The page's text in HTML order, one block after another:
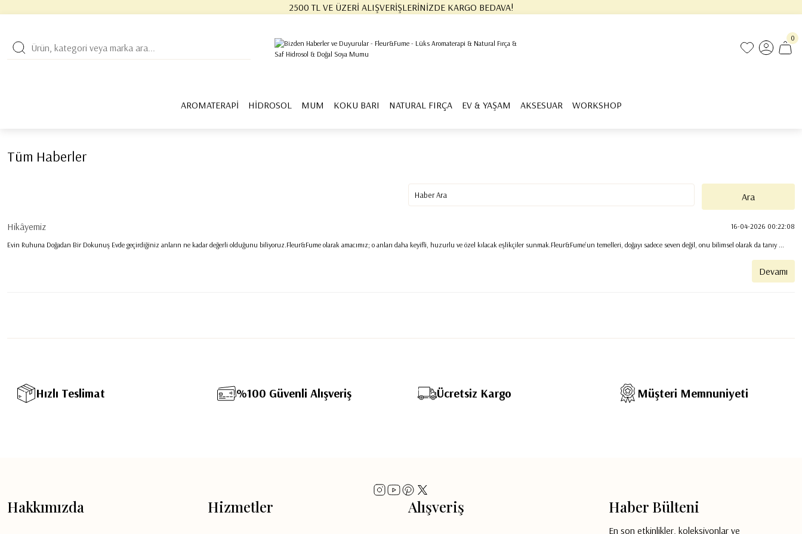
2500 TL VE ÜZERİ ALIŞVERİŞLERİNİZDE KARGO BEDAVA!
0
AROMATERAPİ HİDROSOL MUM KOKU BARI NATURAL FIRÇA EV & YAŞAM AKSESUAR WORKSHOP
Tüm Haberler
Hikâyemiz 16-04-2026 00:22:08
Evin Ruhuna Doğadan Bir Dokunuş Evde geçirdiğiniz anların ne kadar değerli olduğunu biliyoruz.Fleur&Fume olarak amacımız; o anları daha keyifli, huzurlu ve özel kılacak eşlikçiler sunmak.Fleur&Fume’un temelleri, doğayı sadece seven değil, onu bilimsel olarak da tanıy ...
Devamı
Hızlı Teslimat %100 Güvenli Alışveriş Ücretsiz Kargo Müşteri Memnuniyeti
Hakkımızda Hizmetler Alışveriş Haber Bülteni
En son etkinlikler, koleksiyonlar ve
Banyo & Duş Ürünleri
Bebek Bakım